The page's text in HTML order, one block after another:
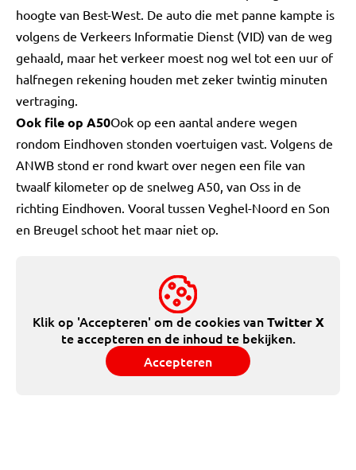
hoogte van Best-West. De auto die met panne kampte is
volgens de Verkeers Informatie Dienst (VID) van de weg
gehaald, maar het verkeer moest nog wel tot een uur of
halfnegen rekening houden met zeker twintig minuten
vertraging.
Ook file op A50Ook op een aantal andere wegen
rondom Eindhoven stonden voertuigen vast. Volgens de
ANWB stond er rond kwart over negen een file van
twaalf kilometer op de snelweg A50, van Oss in de
richting Eindhoven. Vooral tussen Veghel-Noord en Son
en Breugel schoot het maar niet op.
Klik op 'Accepteren' om de cookies vanTwitter X
te accepteren en de inhoud te bekijken.
Accepteren